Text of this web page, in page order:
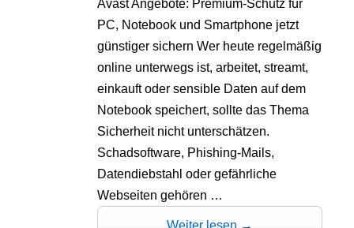
Avast Angebote: Premium-Schutz für
PC, Notebook und Smartphone jetzt
günstiger sichern Wer heute regelmäßig
online unterwegs ist, arbeitet, streamt,
einkauft oder sensible Daten auf dem
Notebook speichert, sollte das Thema
Sicherheit nicht unterschätzen.
Schadsoftware, Phishing-Mails,
Datendiebstahl oder gefährliche
Webseiten gehören …
Weiter lesen →